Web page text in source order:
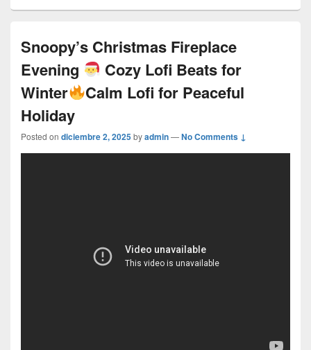
Snoopy’s Christmas Fireplace
Evening
Cozy Lofi Beats for
Winter
Calm Lofi for Peaceful
Holiday
Posted on diciembre 2, 2025byadmin—No Comments ↓